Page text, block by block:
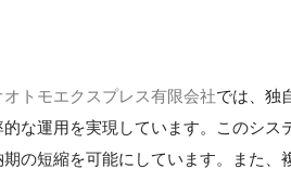
オトモエクスプレス有限会社では、独
な運用を実現しています。このシス
の短縮を可能にしています。また、